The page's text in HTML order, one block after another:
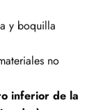
y boquilla
no
inferior de la